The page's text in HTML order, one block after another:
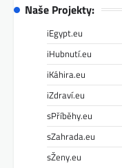
Naše Projekty:
iEgypt.eu
iHubnutí.eu
iKáhira.eu
iZdraví.eu
sPříběhy.eu
sZahrada.eu
sŽeny.eu